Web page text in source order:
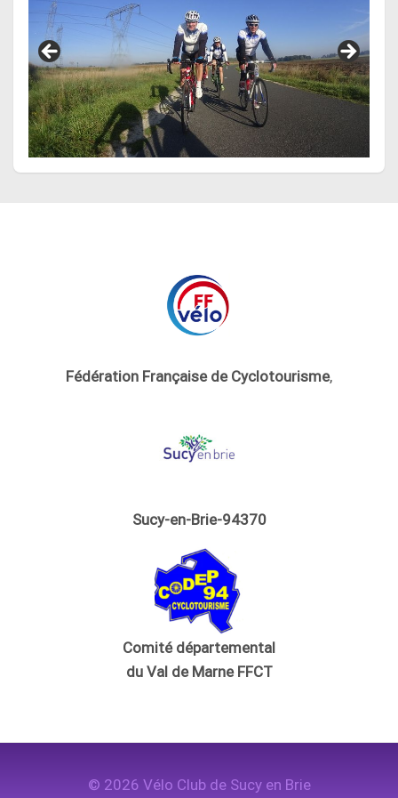
Fédération Française de Cyclotourisme,
Sucy-en-Brie-94370
Comité départemental
du Val de Marne FFCT
© 2026 Vélo Club de Sucy en Brie